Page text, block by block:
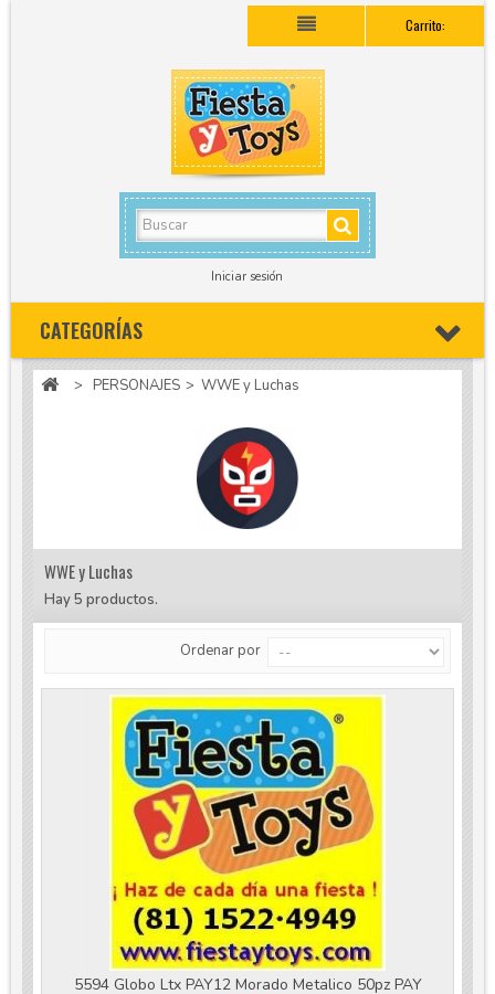
Carrito:
Iniciar sesión
CATEGORÍAS
> PERSONAJES > WWE y Luchas
WWE y Luchas
Hay 5 productos.
Ordenar por
5594 Globo Ltx PAY12 Morado Metalico 50pz PAY